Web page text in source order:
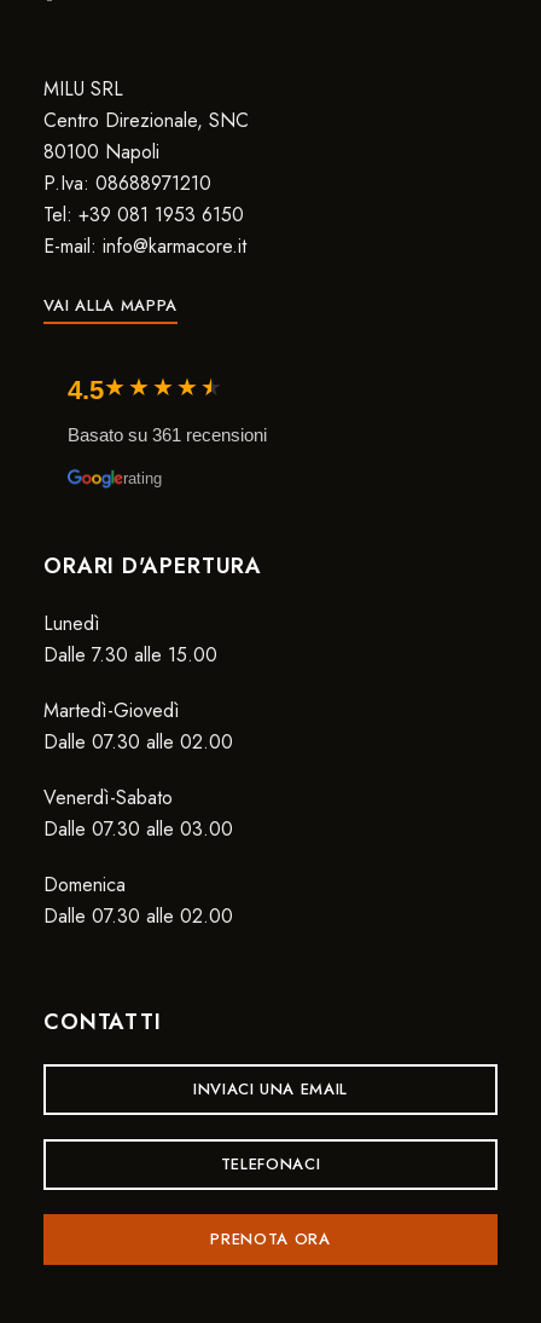
MILU SRL
Centro Direzionale, SNC
80100 Napoli
P.Iva: 08688971210
Tel: +39 081 1953 6150
E-mail: info@karmacore.it
VAI ALLA MAPPA
4.5★★★★★
Basato su 361 recensioni
rating
ORARI D'APERTURA
Lunedì
Dalle 7.30 alle 15.00
Martedì-Giovedì
Dalle 07.30 alle 02.00
Venerdì-Sabato
Dalle 07.30 alle 03.00
Domenica
Dalle 07.30 alle 02.00
CONTATTI
INVIACI UNA EMAIL
TELEFONACI
PRENOTA ORA